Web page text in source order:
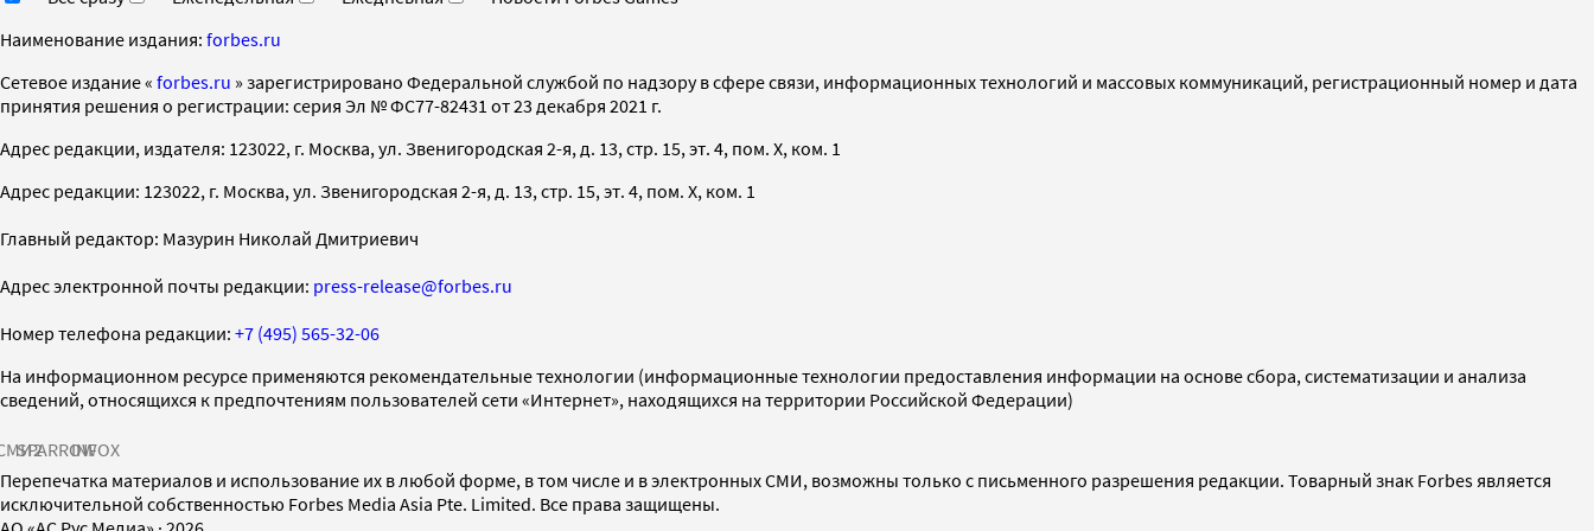
Наименование издания: forbes.ru
Cетевое издание « forbes.ru » зарегистрировано Федеральной службой по надзору в сфере связи, информационных технологий и массовых коммуникаций, регистрационный номер и дата
принятия решения о регистрации: серия Эл № ФС77-82431 от 23 декабря 2021 г.
Адрес редакции, издателя: 123022, г. Москва, ул. Звенигородская 2-я, д. 13, стр. 15, эт. 4, пом. X, ком. 1
Адрес редакции: 123022, г. Москва, ул. Звенигородская 2-я, д. 13, стр. 15, эт. 4, пом. X, ком. 1
Главный редактор: Мазурин Николай Дмитриевич
Адрес электронной почты редакции: press-release@forbes.ru
Номер телефона редакции: +7 (495) 565-32-06
На информационном ресурсе применяются рекомендательные технологии (информационные технологии предоставления информации на основе сбора, систематизации и анализа
сведений, относящихся к предпочтениям пользователей сети «Интернет», находящихся на территории Российской Федерации)
SPARROWINFOX
Перепечатка материалов и использование их в любой форме, в том числе и в электронных СМИ, возможны только с письменного разрешения редакции. Товарный знак Forbes является
исключительной собственностью Forbes Media Asia Pte. Limited. Все права защищены.